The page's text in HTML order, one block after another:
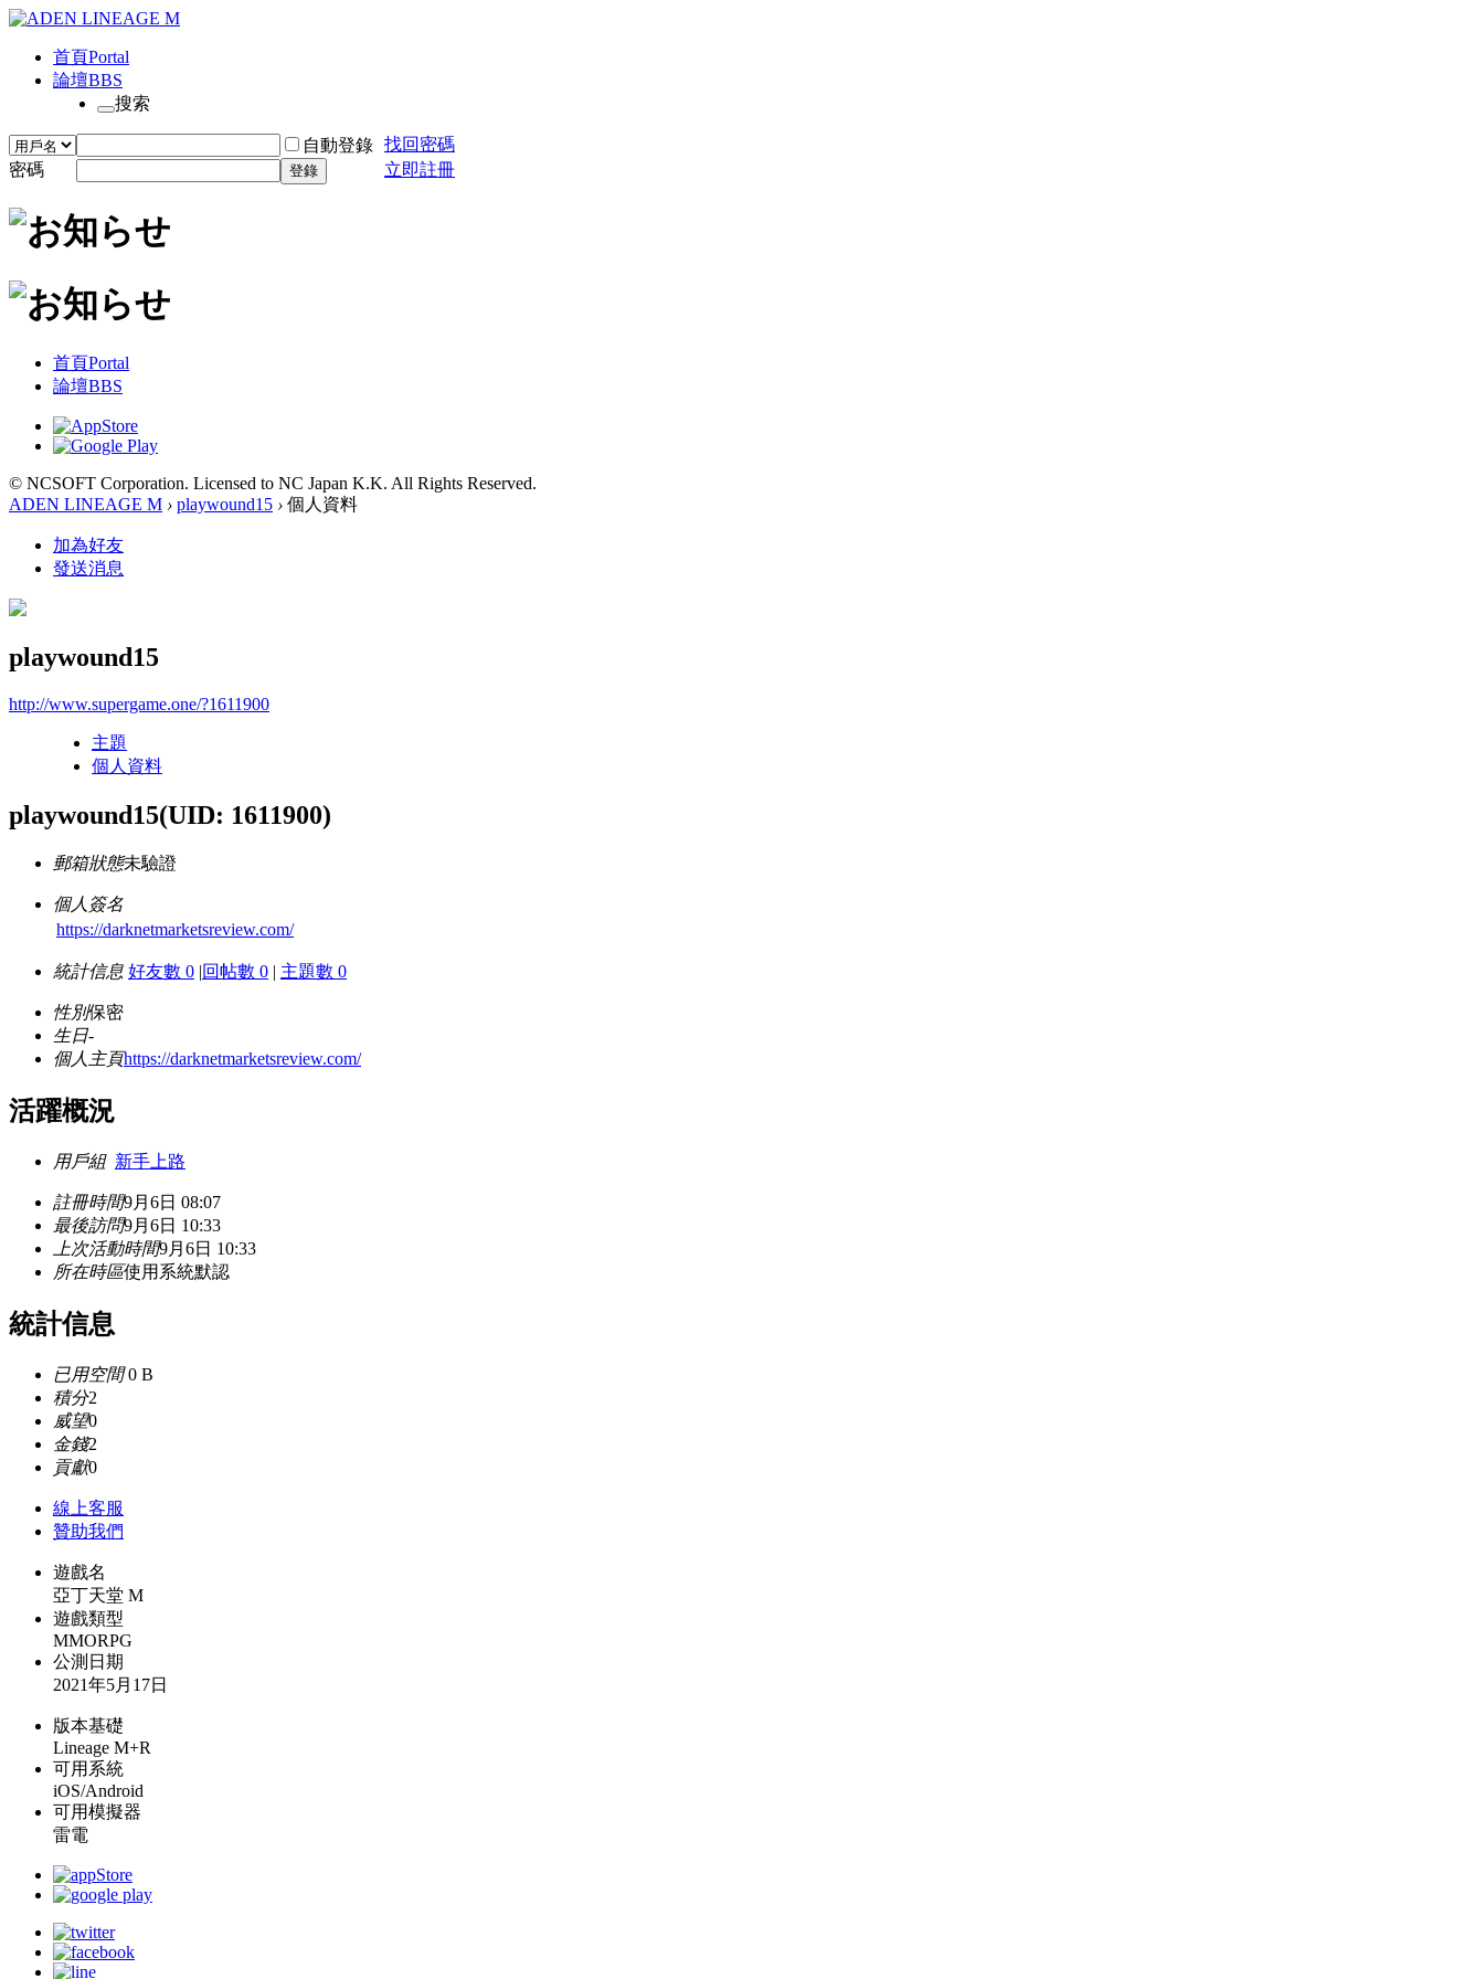
首頁Portal
論壇BBS
搜索
自動登錄 找回密碼
密碼
登錄 立即註冊
首頁Portal
論壇BBS
© NCSOFT Corporation. Licensed to NC Japan K.K. All Rights Reserved.
ADEN LINEAGE M › playwound15 › 個人資料
加為好友
發送消息
playwound15
http://www.supergame.one/?1611900
主題
個人資料
playwound15(UID: 1611900)
郵箱狀態未驗證
個人簽名
https://darknetmarketsreview.com/
統計信息 好友數 0 |回帖數 0 | 主題數 0
性別保密
生日-
個人主頁https://darknetmarketsreview.com/
活躍概況
用戶組 新手上路
註冊時間9月6日 08:07
最後訪問9月6日 10:33
上次活動時間9月6日 10:33
所在時區使用系統默認
統計信息
已用空間0 B
積分2
威望0
金錢2
貢獻0
線上客服
贊助我們
遊戲名
亞丁天堂 M
遊戲類型
MMORPG
公測日期
2021年5月17日
版本基礎
Lineage M+R
可用系統
iOS/Android
可用模擬器
雷電